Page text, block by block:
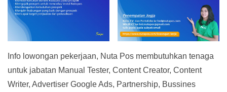
Info lowongan pekerjaan, Nuta Pos membutuhkan tenaga
untuk jabatan Manual Tester, Content Creator, Content
Writer, Advertiser Google Ads, Partnership, Bussines